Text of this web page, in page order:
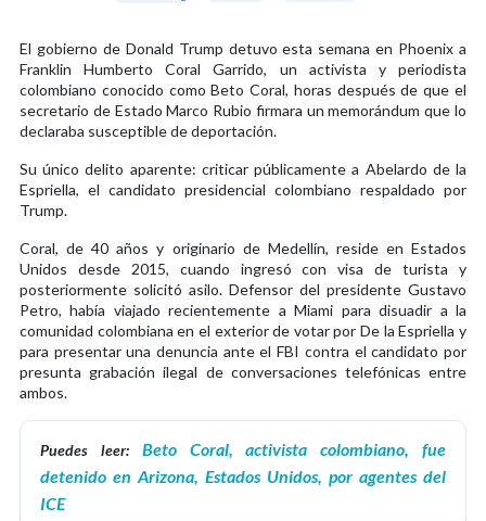
El gobierno de Donald Trump detuvo esta semana en Phoenix a
Franklin Humberto Coral Garrido, un activista y periodista
colombiano conocido como Beto Coral, horas después de que el
secretario de Estado Marco Rubio firmara un memorándum que lo
declaraba susceptible de deportación.
Su único delito aparente: criticar públicamente a Abelardo de la
Espriella, el candidato presidencial colombiano respaldado por
Trump.
Coral, de 40 años y originario de Medellín, reside en Estados
Unidos desde 2015, cuando ingresó con visa de turista y
posteriormente solicitó asilo. Defensor del presidente Gustavo
Petro, había viajado recientemente a Miami para disuadir a la
comunidad colombiana en el exterior de votar por De la Espriella y
para presentar una denuncia ante el FBI contra el candidato por
presunta grabación ilegal de conversaciones telefónicas entre
ambos.
Puedes leer:
Beto Coral, activista colombiano, fue
detenido en Arizona, Estados Unidos, por agentes del
ICE